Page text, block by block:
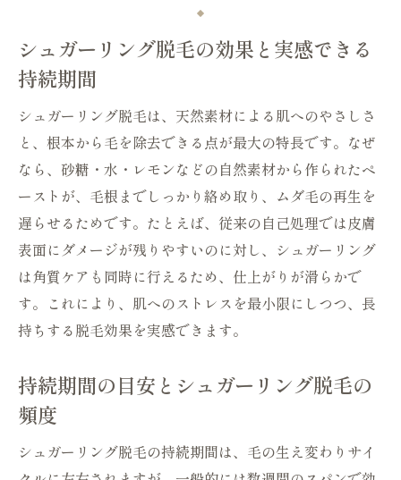
シュガーリング脱毛の効果と実感できる
持続期間
シュガーリング脱毛は、天然素材による肌へのやさしさ
と、根本から毛を除去できる点が最大の特長です。なぜ
なら、砂糖・水・レモンなどの自然素材から作られたペ
ーストが、毛根までしっかり絡め取り、ムダ毛の再生を
遅らせるためです。たとえば、従来の自己処理では皮膚
表面にダメージが残りやすいのに対し、シュガーリング
は角質ケアも同時に行えるため、仕上がりが滑らかで
す。これにより、肌へのストレスを最小限にしつつ、長
持ちする脱毛効果を実感できます。
持続期間の目安とシュガーリング脱毛の
頻度
シュガーリング脱毛の持続期間は、毛の生え変わりサイ